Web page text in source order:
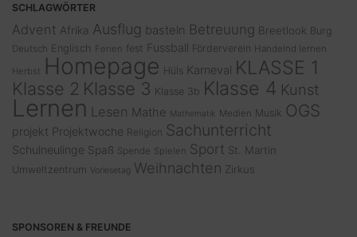
SCHLAGWÖRTER
Advent Afrika Ausflug basteln Betreuung Breetlook Burg
Deutsch Englisch Ferien fest Fussball Förderverein Handelnd lernen
Herbst
Homepage Hüls Karneval KLASSE 1
Klasse 2 Klasse 3 Klasse 3b Klasse 4 Kunst
Lernen Lesen Mathe Mathematik Medien Musik OGS
projekt Projektwoche Religion Sachunterricht
Schulneulinge Spaß Spende Spielen Sport St. Martin
Umweltzentrum Vorlesetag Weihnachten Zirkus
SPONSOREN & FREUNDE